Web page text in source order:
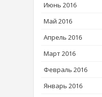
Июнь 2016
Май 2016
Апрель 2016
Март 2016
Февраль 2016
Январь 2016